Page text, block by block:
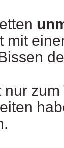
mit
zum